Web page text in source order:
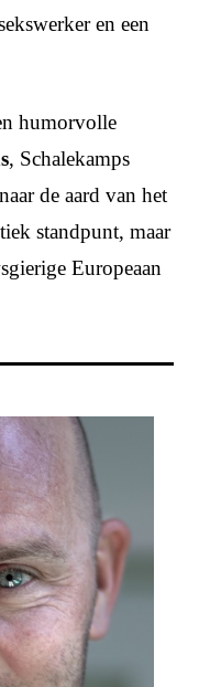
en een
humorvolle
, Schalekamps
de aard van het
standpunt, maar
Europeaan